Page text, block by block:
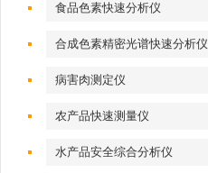
食品色素快速分析仪
合成色素精密光谱快速分析仪
病害肉测定仪
农产品快速测量仪
水产品安全综合分析仪